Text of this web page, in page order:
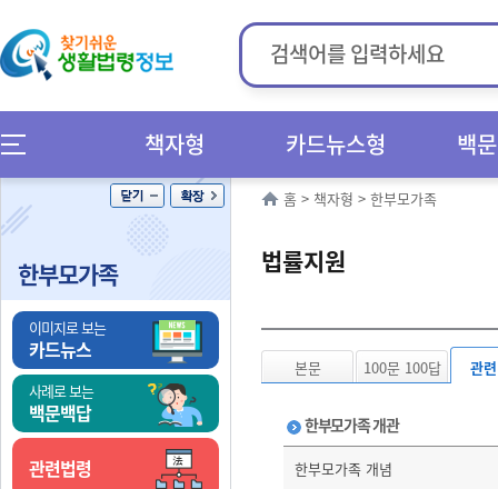
책자형 카드뉴스형 백
한부모가족
이미지로 보는
카드뉴스
사례로 보는
백문백답
관련법령
홈 > 책자형 > 한부모가족
법률지원
본문 100문 100답 관
한부모가족 개관
한부모가족 개념